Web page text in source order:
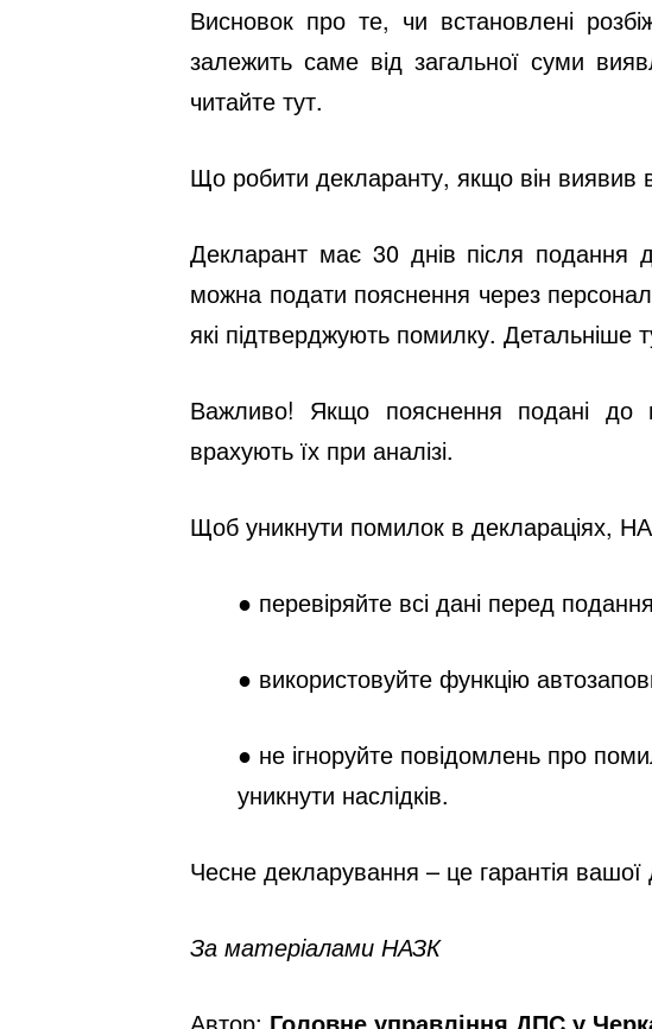
Висновок про те, чи встановлені
залежить саме від загальної суми
читайте тут.
Що робити декларанту, якщо він виявив
Декларант має 30 днів після подання
можна подати пояснення через
які підтверджують помилку. Детальніше
Важливо! Якщо пояснення подані до
врахують їх при аналізі.
Щоб уникнути помилок в деклараціях,
● перевіряйте всі дані перед
● використовуйте функцію
● не ігноруйте повідомлень про
уникнути наслідків.
Чесне декларування – це гарантія вашої
За матеріалами НАЗК
Автор: Головне управління ДПС у